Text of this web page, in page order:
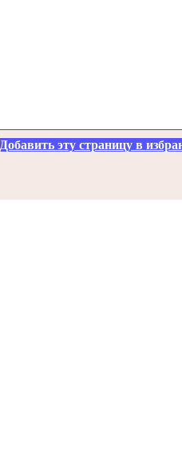
Добавить эту страницу в